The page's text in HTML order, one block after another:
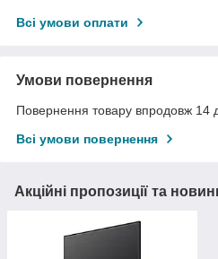
Всі умови оплати
Умови повернення
Повернення товару впродовж 14
Всі умови повернення
Акційні пропозиції та